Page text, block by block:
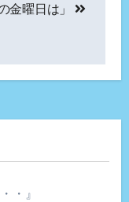
金曜日は」
・』